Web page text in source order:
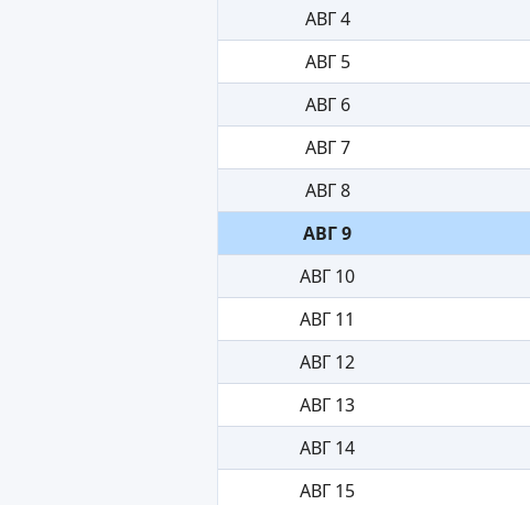
АВГ 4
АВГ 5
АВГ 6
АВГ 7
АВГ 8
АВГ 9
АВГ 10
АВГ 11
АВГ 12
АВГ 13
АВГ 14
АВГ 15